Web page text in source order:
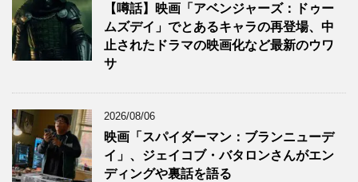
【噂話】映画「アベンジャーズ：ドゥー
ムズデイ」でとあるキャラの再登場、中
止されたドラマの映画化など最新のウワ
サ
2026/08/06
映画「スパイダーマン：ブランニューデ
イ」、ジェイコブ・バタロンさんがエン
ディングや裏話を語る